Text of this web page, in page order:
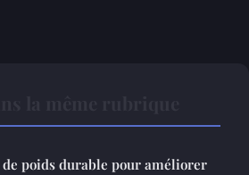
poids durable pour améliorer